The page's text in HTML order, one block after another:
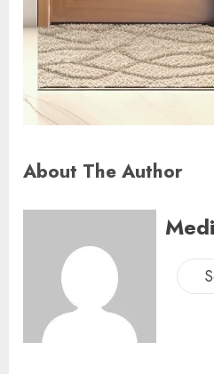
About The Author